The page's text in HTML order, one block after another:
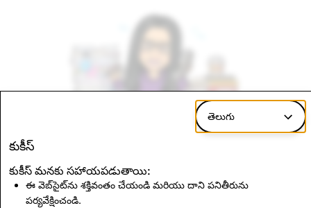
తెలుగు
కుకీస్
కుకీస్ మనకు సహాయపడుతాయి:
ఈ వెబ్‌సైట్‌ను శక్తివంతం చేయండి మరియు దాని పనితీరును
పర్యవేక్షించండి.